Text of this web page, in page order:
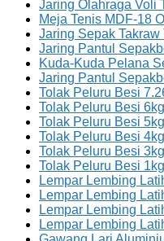
Jaring Olahraga Voli
Meja Tenis MDF-18
Jaring Sepak Takraw
Jaring Pantul
Kuda-Kuda Pelana
Jaring Pantul
Tolak Peluru Besi
Tolak Peluru Besi
Tolak Peluru Besi
Tolak Peluru Besi
Tolak Peluru Besi
Tolak Peluru Besi
Lempar Lembing
Lempar Lembing
Lempar Lembing
Lempar Lembing